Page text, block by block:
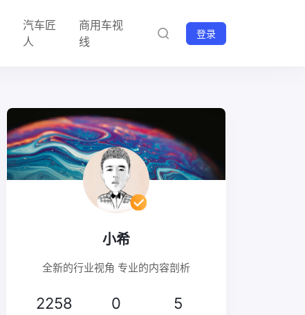
汽车匠
人
商用车视
线
登录
小希
全新的行业视角 专业的内容剖析
2258 0 5